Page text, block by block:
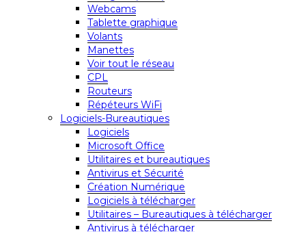
Webcams
Tablette graphique
Volants
Manettes
Voir tout le réseau
CPL
Routeurs
Répéteurs WiFi
Logiciels-Bureautiques
Logiciels
Microsoft Office
Utilitaires et bureautiques
Antivirus et Sécurité
Création Numérique
Logiciels à télécharger
Utilitaires – Bureautiques à télécharger
Antivirus à télécharger